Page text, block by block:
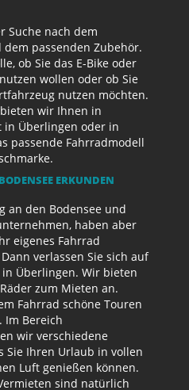
Suche nach dem
passenden Zubehör.
ob Sie das E-Bike oder
wollen oder ob Sie
nutzen möchten.
wir Ihnen in
in Überlingen oder in
passende Fahrradmodell
ERKUNDEN
an den Bodensee und
haben aber
eigenes Fahrrad
verlassen Sie sich auf
Überlingen. Wir bieten
zum Mieten an.
Fahrrad schöne Touren
Im Bereich
wir verschiedene
Sie Ihren Urlaub in vollen
Luft genießen können.
sind natürlich